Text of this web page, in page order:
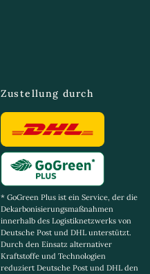
Zustellung durch
* GoGreen Plus ist ein Service, der die
Dekarbonisierungsmaßnahmen
innerhalb des Logistiknetzwerks von
Deutsche Post und DHL unterstützt.
Durch den Einsatz alternativer
Kraftstoffe und Technologien
reduziert Deutsche Post und DHL den